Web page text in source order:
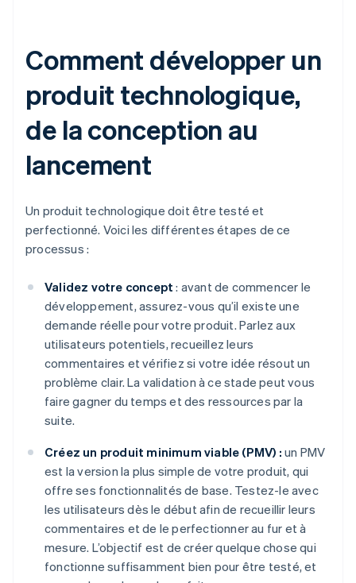
Comment développer un
produit technologique,
de la conception au
lancement
Un produit technologique doit être testé et
perfectionné. Voici les différentes étapes de ce
processus :
Validez votre concept : avant de commencer le
développement, assurez-vous qu’il existe une
demande réelle pour votre produit. Parlez aux
utilisateurs potentiels, recueillez leurs
commentaires et vérifiez si votre idée résout un
problème clair. La validation à ce stade peut vous
faire gagner du temps et des ressources par la
suite.
Créez un produit minimum viable (PMV) : un PMV
est la version la plus simple de votre produit, qui
offre ses fonctionnalités de base. Testez-le avec
les utilisateurs dès le début afin de recueillir leurs
commentaires et de le perfectionner au fur et à
mesure. L’objectif est de créer quelque chose qui
fonctionne suffisamment bien pour être testé, et